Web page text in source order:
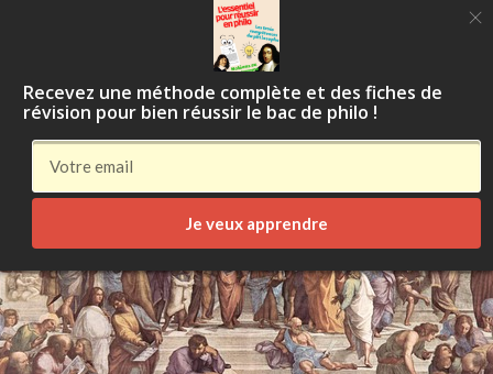
Aller
au
contenu
principal
Recevez une méthode complète et des fiches de
révision pour bien réussir le bac de philo !
Je veux apprendre